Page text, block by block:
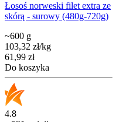
Łosoś norweski filet extra ze
skórą - surowy (480g-720g)
~600 g
103,32 zł/kg
Cena
61,99 zł
Do koszyka
4.8